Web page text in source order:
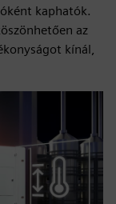
kaphatók.
az
kínál,